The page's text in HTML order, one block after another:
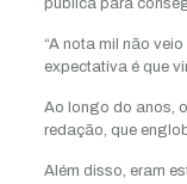
pública para
“A nota mil não
expectativa é que
Ao longo do anos,
redação, que
Além disso, eram